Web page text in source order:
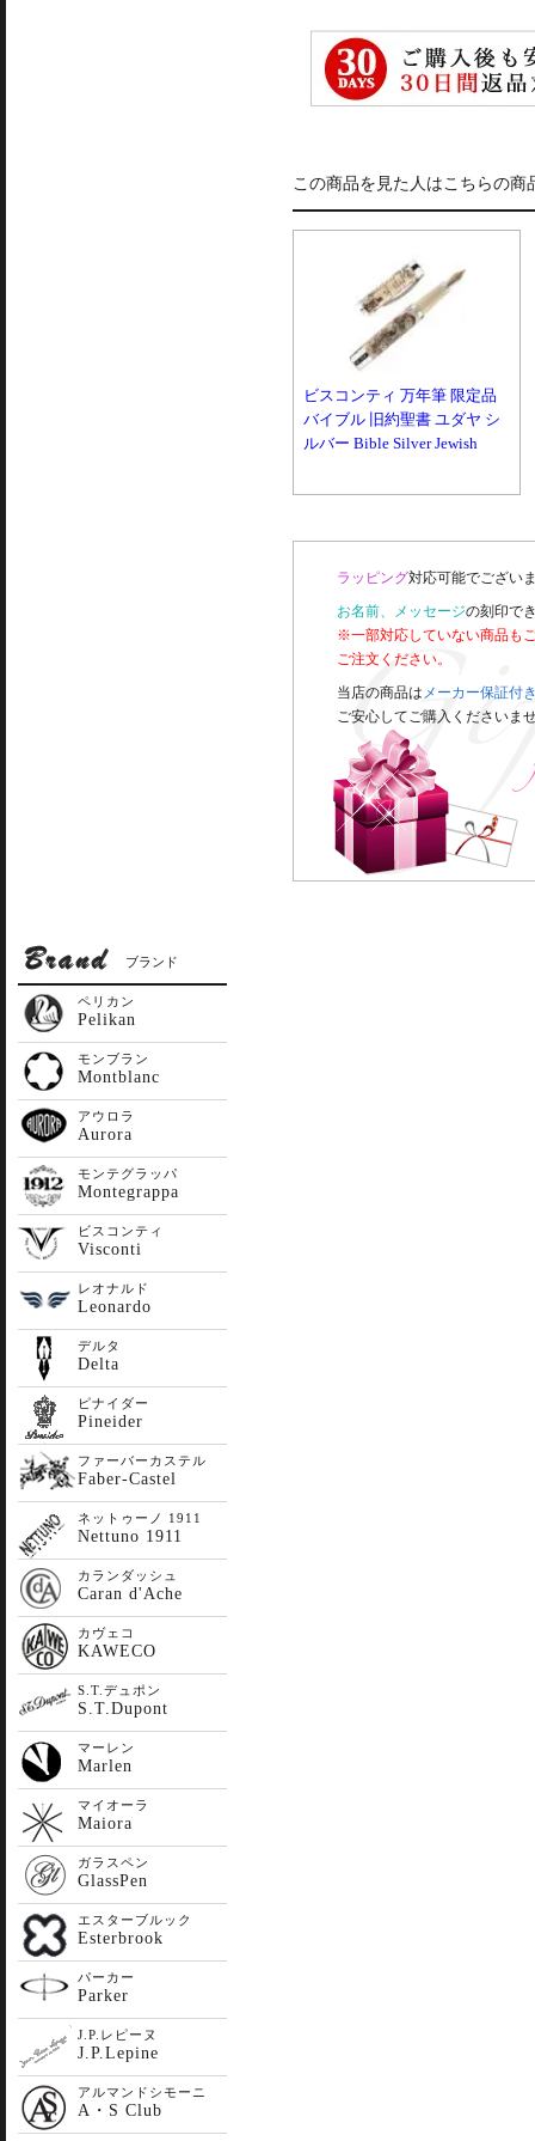
この商品を見た人はこちらの商
ビスコンティ 万年筆 限定品
バイブル 旧約聖書 ユダヤ シ
ルバー Bible Silver Jewish
ラッピング対応可能でござい
お名前、メッセージの刻印で
※一部対応していない商品も
ご注文ください。
当店の商品は メーカー保証付
ご安心してご購入くださいま
ブランド
ペリカン
Pelikan
モンブラン
Montblanc
アウロラ
Aurora
モンテグラッパ
Montegrappa
ビスコンティ
Visconti
レオナルド
Leonardo
デルタ
Delta
ピナイダー
Pineider
ファーバーカステル
Faber-Castel
ネットゥーノ 1911
Nettuno 1911
カランダッシュ
Caran d'Ache
カヴェコ
KAWECO
S.T.デュポン
S.T.Dupont
マーレン
Marlen
マイオーラ
Maiora
ガラスペン
GlassPen
エスターブルック
Esterbrook
パーカー
Parker
J.P.レピーヌ
J.P.Lepine
アルマンドシモーニ
A・S Club